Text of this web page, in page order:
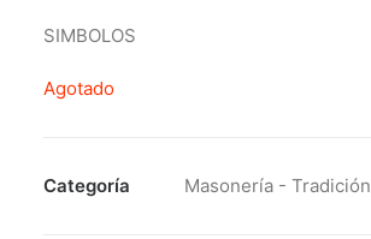
SIMBOLOS
Agotado
Categoría Masonería - Tradición